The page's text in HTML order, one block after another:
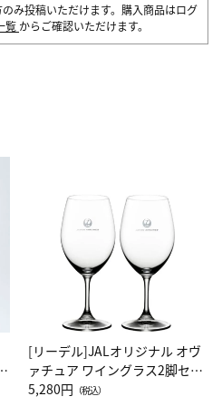
み投稿いただけます。購入商品はログ
覧 からご確認いただけます。
[リーデル]JALオリジナル オヴ
ァチュア ワイングラス2脚セッ
ト（レッドワイン）
5,280円 （税込）